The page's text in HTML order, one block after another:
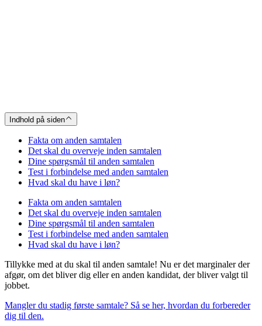
Indhold på siden
Fakta om anden samtalen
Det skal du overveje inden samtalen
Dine spørgsmål til anden samtalen
Test i forbindelse med anden samtalen
Hvad skal du have i løn?
Fakta om anden samtalen
Det skal du overveje inden samtalen
Dine spørgsmål til anden samtalen
Test i forbindelse med anden samtalen
Hvad skal du have i løn?
Tillykke med at du skal til anden samtale! Nu er det marginaler der
afgør, om det bliver dig eller en anden kandidat, der bliver valgt til
jobbet.
Mangler du stadig første samtale? Så se her, hvordan du forbereder
dig til den.